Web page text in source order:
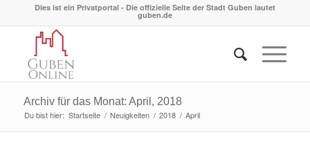
Dies ist ein Privatportal - Die offizielle Seite der Stadt Guben lautet
guben.de
Archiv für das Monat: April, 2018
Du bist hier: Startseite / Neuigkeiten / 2018 / April